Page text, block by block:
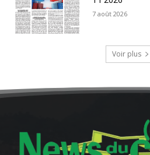
7 août 2026
Voir plus